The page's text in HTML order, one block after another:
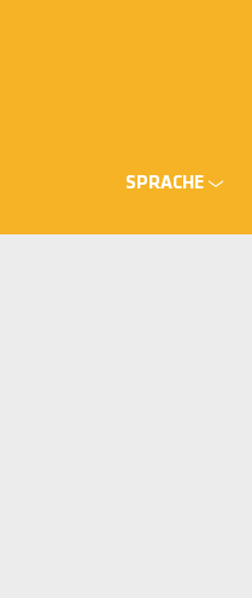
SPRACHE